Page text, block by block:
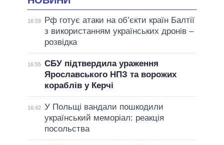
16:59
Рф готує атаки на об’єкти країн Балтії
з використанням українських дронів –
розвідка
16:55 СБУ підтвердила ураження
Ярославського НПЗ та ворожих
кораблів у Керчі
16:42 У Польщі вандали пошкодили
український меморіал: реакція
посольства